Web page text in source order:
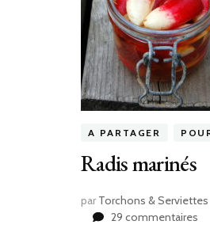
A PARTAGER
Radis marinés
par Torchons & Serviettes
29 commentaires